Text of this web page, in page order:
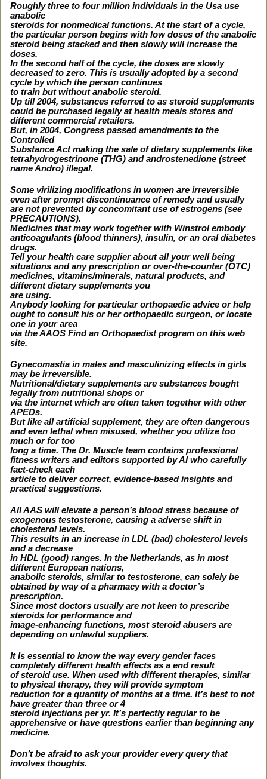
Roughly three to four million individuals in the Usa use
anabolic
steroids for nonmedical functions. At the start of a cycle,
the particular person begins with low doses of the anabolic
steroid being stacked and then slowly will increase the
doses.
In the second half of the cycle, the doses are slowly
decreased to zero. This is usually adopted by a second
cycle by which the person continues
to train but without anabolic steroid.
Up till 2004, substances referred to as steroid supplements
could be purchased legally at health meals stores and
different commercial retailers.
But, in 2004, Congress passed amendments to the
Controlled
Substance Act making the sale of dietary supplements like
tetrahydrogestrinone (THG) and androstenedione (street
name Andro) illegal.
Some virilizing modifications in women are irreversible
even after prompt discontinuance of remedy and usually
are not prevented by concomitant use of estrogens (see
PRECAUTIONS).
Medicines that may work together with Winstrol embody
anticoagulants (blood thinners), insulin, or an oral diabetes
drugs.
Tell your health care supplier about all your well being
situations and any prescription or over-the-counter (OTC)
medicines, vitamins/minerals, natural products, and
different dietary supplements you
are using.
Anybody looking for particular orthopaedic advice or help
ought to consult his or her orthopaedic surgeon, or locate
one in your area
via the AAOS Find an Orthopaedist program on this web
site.
Gynecomastia in males and masculinizing effects in girls
may be irreversible.
Nutritional/dietary supplements are substances bought
legally from nutritional shops or
via the internet which are often taken together with other
APEDs.
But like all artificial supplement, they are often dangerous
and even lethal when misused, whether you utilize too
much or for too
long a time. The Dr. Muscle team contains professional
fitness writers and editors supported by AI who carefully
fact-check each
article to deliver correct, evidence-based insights and
practical suggestions.
All AAS will elevate a person’s blood stress because of
exogenous testosterone, causing a adverse shift in
cholesterol levels.
This results in an increase in LDL (bad) cholesterol levels
and a decrease
in HDL (good) ranges. In the Netherlands, as in most
different European nations,
anabolic steroids, similar to testosterone, can solely be
obtained by way of a pharmacy with a doctor’s
prescription.
Since most doctors usually are not keen to prescribe
steroids for performance and
image-enhancing functions, most steroid abusers are
depending on unlawful suppliers.
It Is essential to know the way every gender faces
completely different health effects as a end result
of steroid use. When used with different therapies, similar
to physical therapy, they will provide symptom
reduction for a quantity of months at a time. It’s best to not
have greater than three or 4
steroid injections per yr. It’s perfectly regular to be
apprehensive or have questions earlier than beginning any
medicine.
Don’t be afraid to ask your provider every query that
involves thoughts.